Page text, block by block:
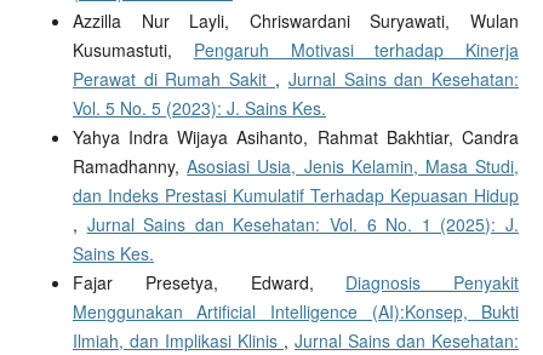
Azzilla Nur Layli, Chriswardani Suryawati, Wulan
Kusumastuti, Pengaruh Motivasi terhadap Kinerja
Perawat di Rumah Sakit , Jurnal Sains dan Kesehatan:
Vol. 5 No. 5 (2023): J. Sains Kes.
Yahya Indra Wijaya Asihanto, Rahmat Bakhtiar, Candra
Ramadhanny,Asosiasi Usia, Jenis Kelamin, Masa Studi,
dan Indeks Prestasi Kumulatif Terhadap Kepuasan Hidup
, Jurnal Sains dan Kesehatan: Vol. 6 No. 1 (2025): J.
Sains Kes.
Fajar Presetya, Edward, Diagnosis Penyakit
Menggunakan Artificial Intelligence (AI):Konsep, Bukti
Ilmiah, dan Implikasi Klinis ,Jurnal Sains dan Kesehatan: